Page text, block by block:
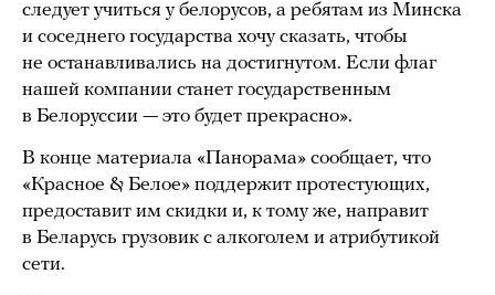
следует учиться у белорусов, а ребятам из Минска
и соседнего государства хочу сказать, чтобы
не останавливались на достигнутом. Если флаг
нашей компании станет государственным
в Белоруссии — это будет прекрасно».
В конце материала «Панорама» сообщает, что
«Красное & Белое» поддержит протестующих,
предоставит им скидки и, к тому же, направит
в Беларусь грузовик с алкоголем и атрибутикой
сети.